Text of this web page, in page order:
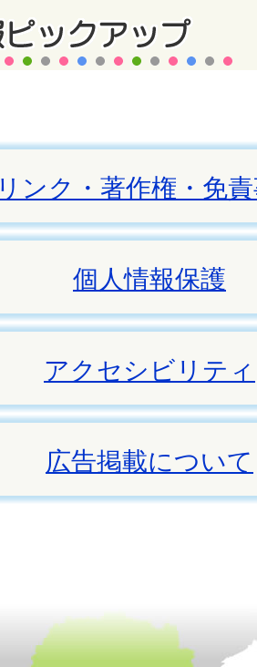
リンク・著作権・免
個人情報保護
アクセシビリティ
広告掲載について